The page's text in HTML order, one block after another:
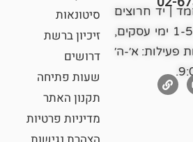
| יד חרוצים
16 ירושלים | משלוחים: כל הארץ 1-5 ימי עסקים,
| שעות פעילות: א׳-ה׳
סיטונאות
זיכיון ברשת
דרושים
שעות פתיחה
תקנון האתר
מדיניות פרטיות